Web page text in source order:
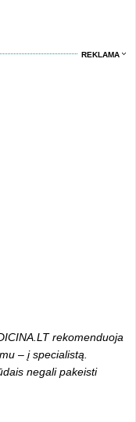
REKLAMA
rekomenduoja
– į specialistą.
negali pakeisti